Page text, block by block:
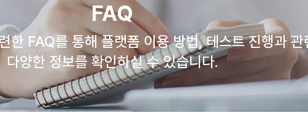
FAQ
한 FAQ를 통해 플랫폼 이용 방법, 테스트 진행과 관
다양한 정보를 확인하실 수 있습니다.